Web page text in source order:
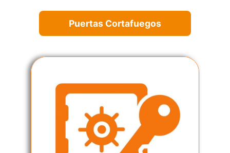
Puertas Cortafuegos